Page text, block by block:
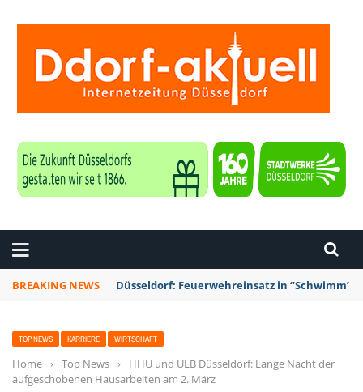
BREAKING NEWS Düsseldorf: Feuerwehreinsatz in “Schwimm’
TOP NEWS KARRIERE WIRTSCHAFT
Home › Top News ›
HHU und ULB Düsseldorf: Lange Nacht der
aufgeschobenen Hausarbeiten am 2. März